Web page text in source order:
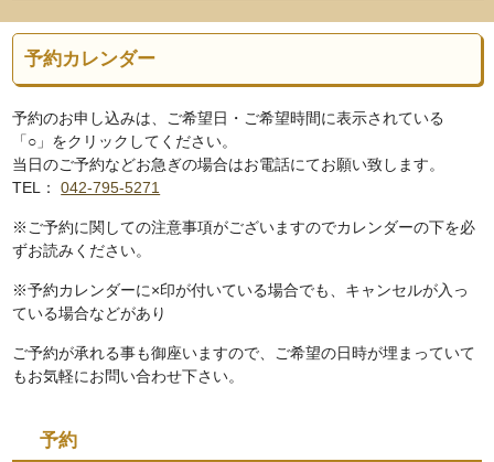
予約カレンダー
予約のお申し込みは、ご希望日・ご希望時間に表示されている
「○」をクリックしてください。
当日のご予約などお急ぎの場合はお電話にてお願い致します。
TEL：042-795-5271
※ご予約に関しての注意事項がございますのでカレンダーの下を必
ずお読みください。
※予約カレンダーに×印が付いている場合でも、キャンセルが入っ
ている場合などがあり
ご予約が承れる事も御座いますので、ご希望の日時が埋まっていて
もお気軽にお問い合わせ下さい。
予約